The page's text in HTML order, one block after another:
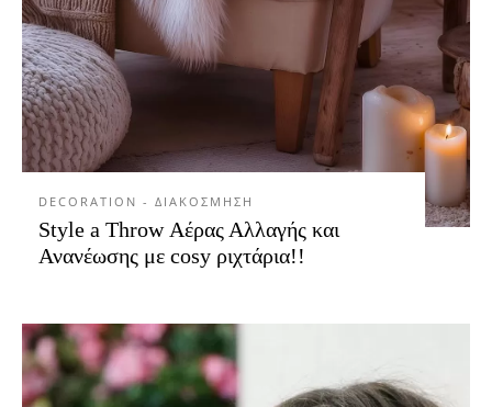
DECORATION - ΔΙΑΚΟΣΜΗΣΗ
Style a Throw Αέρας Αλλαγής και
Ανανέωσης με cosy ριχτάρια!!